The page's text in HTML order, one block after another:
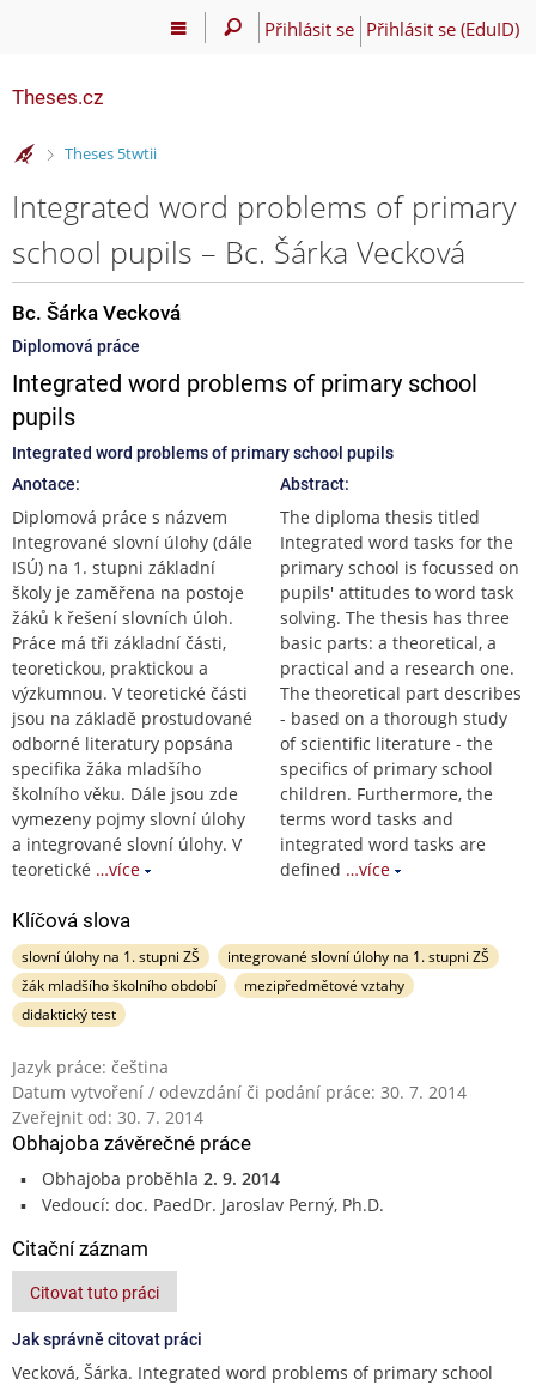
Přihlásit se Přihlásit se (EduID)
Theses.cz
>
Theses 5twtii
Integrated word problems of primary
school pupils – Bc. Šárka Vecková
Bc. Šárka Vecková
Diplomová práce
Integrated word problems of primary school
pupils
Integrated word problems of primary school pupils
Anotace:
Diplomová práce s názvem
Integrované slovní úlohy (dále
ISÚ) na 1. stupni základní
školy je zaměřena na postoje
žáků k řešení slovních úloh.
Práce má tři základní části,
teoretickou, praktickou a
výzkumnou. V teoretické části
jsou na základě prostudované
odborné literatury popsána
specifika žáka mladšího
školního věku. Dále jsou zde
vymezeny pojmy slovní úlohy
a integrované slovní úlohy. V
teoretické …více
Abstract:
The diploma thesis titled
Integrated word tasks for the
primary school is focussed on
pupils' attitudes to word task
solving. The thesis has three
basic parts: a theoretical, a
practical and a research one.
The theoretical part describes
- based on a thorough study
of scientific literature - the
specifics of primary school
children. Furthermore, the
terms word tasks and
integrated word tasks are
defined …více
Klíčová slova
slovní úlohy na 1. stupni ZŠ
integrované slovní úlohy na 1. stupni ZŠ
žák mladšího školního období
mezipředmětové vztahy
didaktický test
Jazyk práce: čeština
Datum vytvoření / odevzdání či podání práce: 30. 7. 2014
Zveřejnit od: 30. 7. 2014
Obhajoba závěrečné práce
Obhajoba proběhla 2. 9. 2014
Vedoucí: doc. PaedDr. Jaroslav Perný, Ph.D.
Citační záznam
Citovat tuto práci
Jak správně citovat práci
Vecková, Šárka. Integrated word problems of primary school